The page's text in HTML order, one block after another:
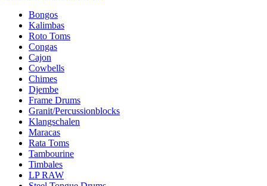
Bongos
Kalimbas
Roto Toms
Congas
Cajon
Cowbells
Chimes
Djembe
Frame Drums
Granit/Percussionblocks
Klangschalen
Maracas
Rata Toms
Tambourine
Timbales
LP RAW